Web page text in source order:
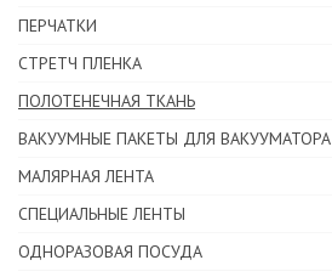
ПЕРЧАТКИ
СТРЕТЧ ПЛЕНКА
ПОЛОТЕНЕЧНАЯ ТКАНЬ
ВАКУУМНЫЕ ПАКЕТЫ ДЛЯ ВАКУУМАТОРА
МАЛЯРНАЯ ЛЕНТА
CПЕЦИАЛЬНЫЕ ЛЕНТЫ
ОДНОРАЗОВАЯ ПОСУДА